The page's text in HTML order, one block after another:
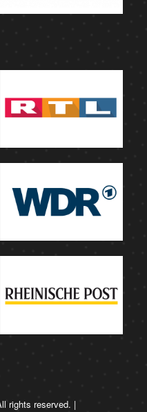
rights reserved. |